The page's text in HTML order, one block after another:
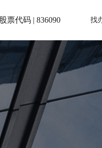
股票代码 | 836090 找